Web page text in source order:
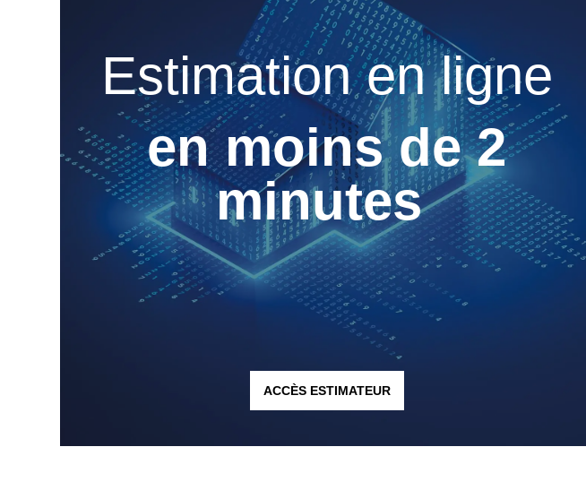
Estimation en ligne
en moins de 2
minutes
ACCÈS ESTIMATEUR